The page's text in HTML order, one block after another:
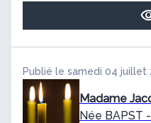
Publié le samedi 04 juillet
Madame
Née BAPST